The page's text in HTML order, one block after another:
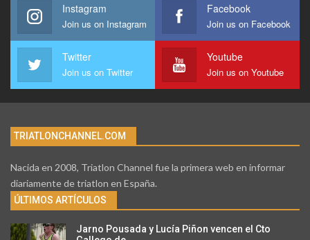
Instagram
Join us on Instagram
Facebook
Join us on Facebook
Twitter
Join us on Twitter
Youtube
Join us on Youtube
TRIATLONCHANNEL.COM
Nacida en 2008, Triatlon Channel fue la primera web en informar
diariamente de triatlon en España.
ÚLTIMOS ARTÍCULOS
Jarno Pousada y Lucía Piñon vencen el Cto